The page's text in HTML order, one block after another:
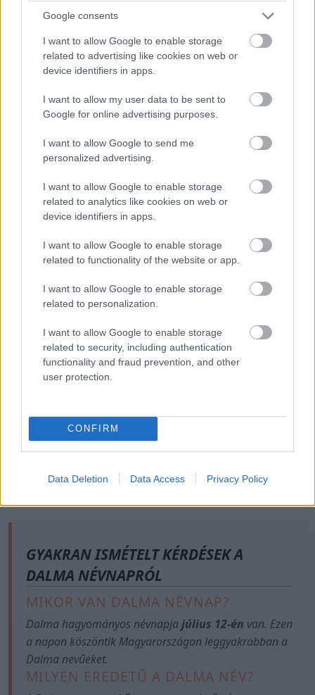
Google consents
I want to allow Google to enable storage
related to advertising like cookies on web or
device identifiers in apps.
I want to allow my user data to be sent to
Google for online advertising purposes.
I want to allow Google to send me
personalized advertising.
I want to allow Google to enable storage
related to analytics like cookies on web or
device identifiers in apps.
I want to allow Google to enable storage
related to functionality of the website or app.
I want to allow Google to enable storage
related to personalization.
I want to allow Google to enable storage
related to security, including authentication
functionality and fraud prevention, and other
user protection.
CONFIRM
Data Deletion Data Access Privacy Policy
Megosztom Facebookon
DALMA NÉVNAP - KAPCSOLÓDÓ CIKKEK
Vörösmarty Mihály által alkotott
keresztnevek: Tünde, Enikő, Hajna,
Ilma és Dalma története
2026-07-12 14:19 | Nézettség: 625
A magyar keresztnevek között több olyan is akad,
idegen nyelvből került hozzánk, hanem egy költő
képzeletében született meg. Vörösmarty Mihály által
alkotott keresztnevek közül a Tünde és az Enikő ma
már annyira természetes részének tűnik a magyar
névkincsnek, hogy sokan nem is sejtik irodalmi
eredetüket.
Tovább olvasom »
Ez is érdekelhet
GYAKRAN ISMÉTELT KÉRDÉSEK A
DALMA NÉVNAPRÓL
MIKOR VAN DALMA NÉVNAP?
Dalma hagyományos névnapjajúlius 12-én van. Ezen
a napon köszöntik Magyarországon leggyakrabban a
Dalma nevűeket.
MILYEN EREDETŰ A DALMA NÉV?